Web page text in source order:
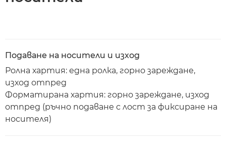
Подаване на носители и изход
Ролна хартия: една ролка, горно зареждане,
изход отпред
Форматирана хартия: горно зареждане, изход
отпред (ръчно подаване с лост за фиксиране на
носителя)